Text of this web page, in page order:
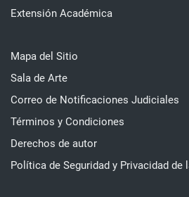
Extensión Académica
Mapa del Sitio
Sala de Arte
Correo de Notificaciones Judiciales
Términos y Condiciones
Derechos de autor
Política de Seguridad y Privacidad de